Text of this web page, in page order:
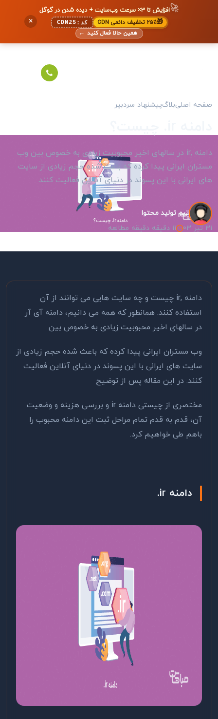
🚀افزایش تا ۳× سرعت وب‌سایت + دیده شدن در گوگل
🎁۲۵٪ تخفیف دائمی CDN کد: CDN25
همین حالا فعال کنید ←
×
صفحه اصلیبلاگپیشنهاد سردبیر
دامنه ,ir در سالهای اخیر محبوبیت زیادی به خصوص بین وب
مستران ایرانی پیدا کرده که باعث شده حجم زیادی از سایت
های ایرانی با این پسوند در دنیای آنلاین فعالیت کنند.
تیم تولید محتوا
31 تیر 03 11 دقیقه دقیقه مطالعه
دامنه ,ir چیست و چه سایت هایی می توانند از آن
استفاده کنند. همانطور که همه می دانیم، دامنه آی آر
در سالهای اخیر محبوبیت زیادی به خصوص بین
وب مستران ایرانی پیدا کرده که باعث شده حجم زیادی از
سایت های ایرانی با این پسوند در دنیای آنلاین فعالیت
کنند. در این مقاله پس از توضیح
مختصری از چیستی دامنه ir و بررسی هزینه و وضعیت
آن، قدم به قدم تمام مراحل ثبت این دامنه محبوب را
باهم طی خواهیم کرد.
دامنه ir
.